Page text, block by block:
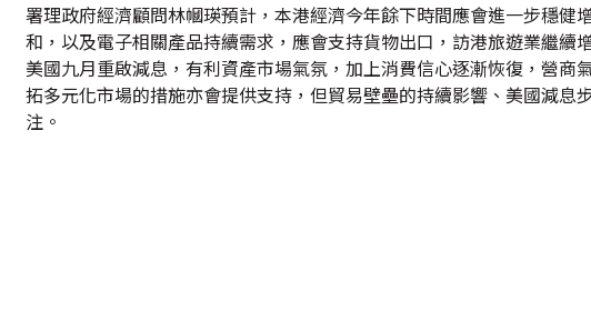
署理政府經濟顧問林幗瑛預計，本港經濟今年餘下時間應會進一步穩
和，以及電子相關產品持續需求，應會支持貨物出口，訪港旅遊業繼續
美國九月重啟減息，有利資產市場氣氛，加上消費信心逐漸恢復，營
拓多元化市場的措施亦會提供支持，但貿易壁壘的持續影響、美國減
注。